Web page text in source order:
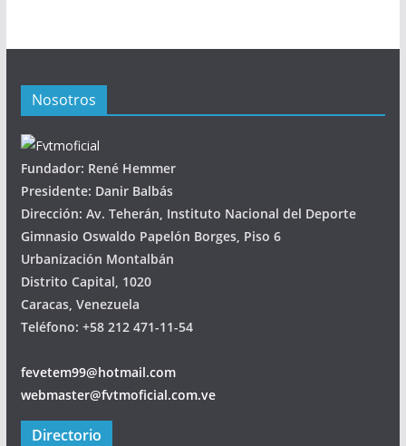
Nosotros
Fundador: René Hemmer
Presidente: Danir Balbás
Dirección: Av. Teherán, Instituto Nacional del Deporte
Gimnasio Oswaldo Papelón Borges, Piso 6
Urbanización Montalbán
Distrito Capital, 1020
Caracas, Venezuela
Teléfono: +58 212 471-11-54
fevetem99@hotmail.com
webmaster@fvtmoficial.com.ve
Directorio